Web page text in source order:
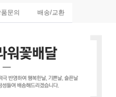
문의 배송/교환